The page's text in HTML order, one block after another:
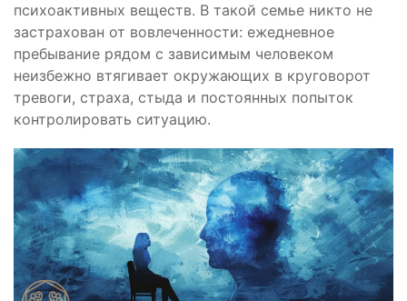
психоактивных веществ. В такой семье никто не
застрахован от вовлеченности: ежедневное
пребывание рядом с зависимым человеком
неизбежно втягивает окружающих в круговорот
тревоги, страха, стыда и постоянных попыток
контролировать ситуацию.